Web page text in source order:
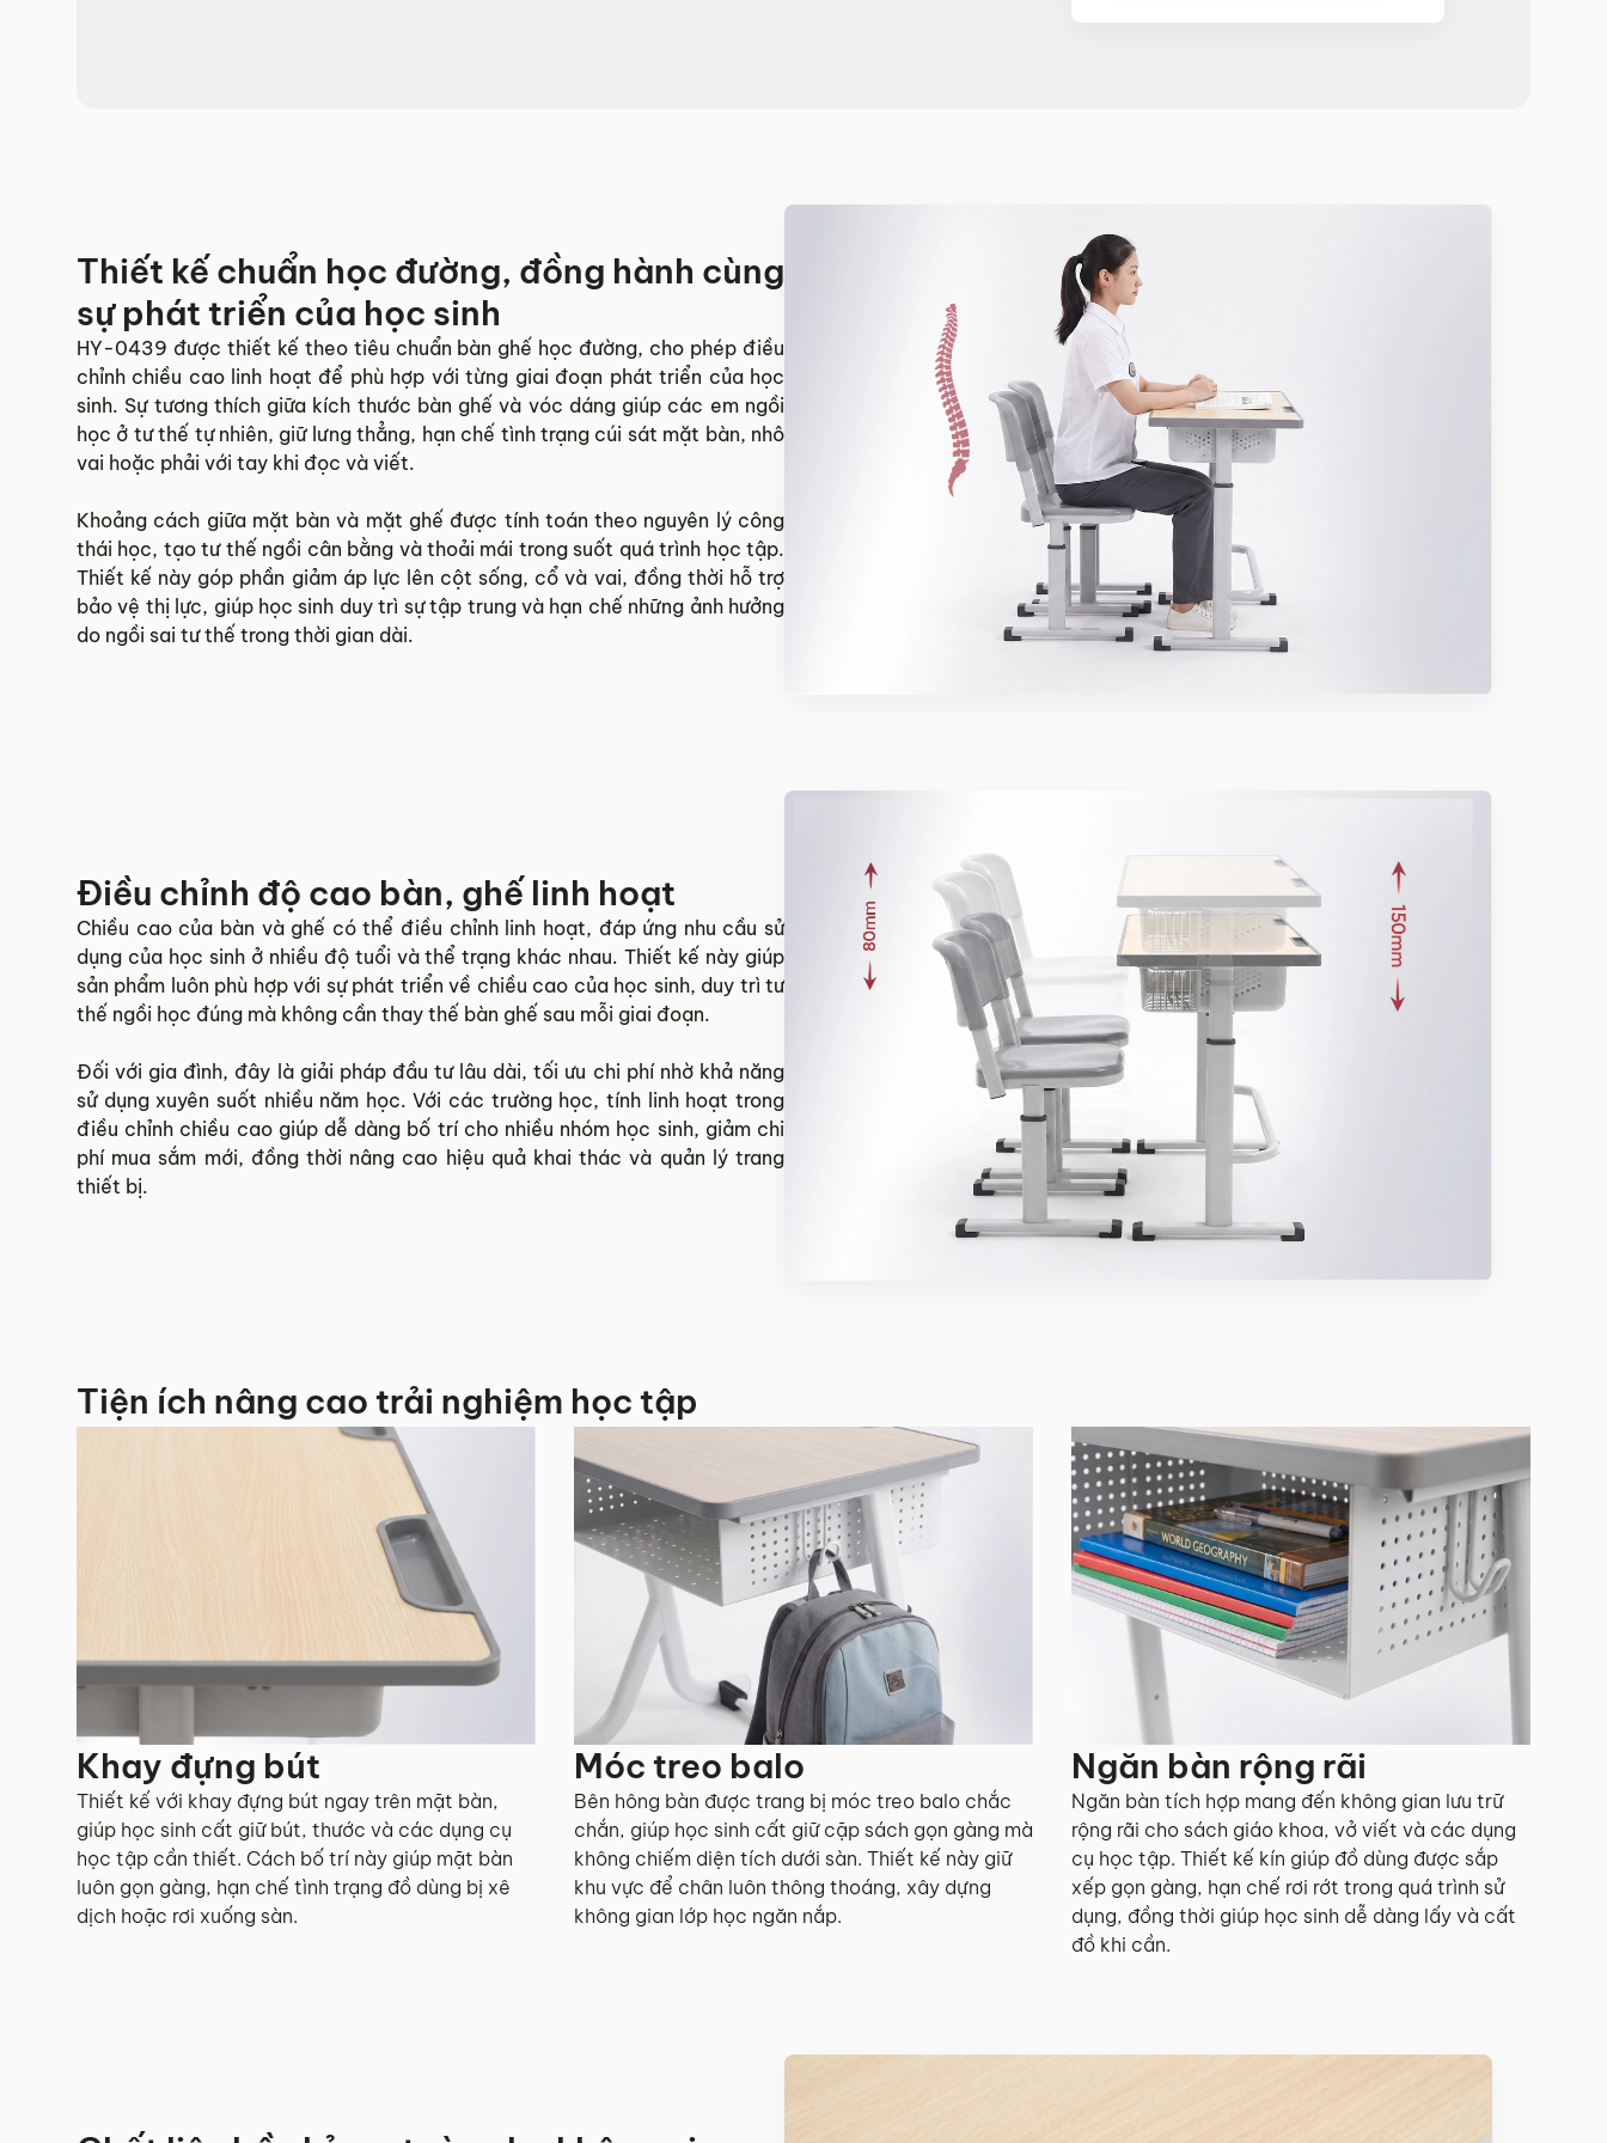
Thiết kế chuẩn học đường, đồng hành cùng
sự phát triển của học sinh
HY-0439 được thiết kế theo tiêu chuẩn bàn ghế học đường, cho phép điều
chỉnh chiều cao linh hoạt để phù hợp với từng giai đoạn phát triển của học
sinh. Sự tương thích giữa kích thước bàn ghế và vóc dáng giúp các em ngồi
học ở tư thế tự nhiên, giữ lưng thẳng, hạn chế tình trạng cúi sát mặt bàn, nhô
vai hoặc phải với tay khi đọc và viết.
Khoảng cách giữa mặt bàn và mặt ghế được tính toán theo nguyên lý công
thái học, tạo tư thế ngồi cân bằng và thoải mái trong suốt quá trình học tập.
Thiết kế này góp phần giảm áp lực lên cột sống, cổ và vai, đồng thời hỗ trợ
bảo vệ thị lực, giúp học sinh duy trì sự tập trung và hạn chế những ảnh hưởng
do ngồi sai tư thế trong thời gian dài.
Điều chỉnh độ cao bàn, ghế linh hoạt
Chiều cao của bàn và ghế có thể điều chỉnh linh hoạt, đáp ứng nhu cầu sử
dụng của học sinh ở nhiều độ tuổi và thể trạng khác nhau. Thiết kế này giúp
sản phẩm luôn phù hợp với sự phát triển về chiều cao của học sinh, duy trì tư
thế ngồi học đúng mà không cần thay thế bàn ghế sau mỗi giai đoạn.
Đối với gia đình, đây là giải pháp đầu tư lâu dài, tối ưu chi phí nhờ khả năng
sử dụng xuyên suốt nhiều năm học. Với các trường học, tính linh hoạt trong
điều chỉnh chiều cao giúp dễ dàng bố trí cho nhiều nhóm học sinh, giảm chi
phí mua sắm mới, đồng thời nâng cao hiệu quả khai thác và quản lý trang
thiết bị.
Tiện ích nâng cao trải nghiệm học tập
Khay đựng bút
Thiết kế với khay đựng bút ngay trên mặt bàn,
giúp học sinh cất giữ bút, thước và các dụng cụ
học tập cần thiết. Cách bố trí này giúp mặt bàn
luôn gọn gàng, hạn chế tình trạng đồ dùng bị xê
dịch hoặc rơi xuống sàn.
Móc treo balo
Bên hông bàn được trang bị móc treo balo chắc
chắn, giúp học sinh cất giữ cặp sách gọn gàng mà
không chiếm diện tích dưới sàn. Thiết kế này giữ
khu vực để chân luôn thông thoáng, xây dựng
không gian lớp học ngăn nắp.
Ngăn bàn rộng rãi
Ngăn bàn tích hợp mang đến không gian lưu trữ
rộng rãi cho sách giáo khoa, vở viết và các dụng
cụ học tập. Thiết kế kín giúp đồ dùng được sắp
xếp gọn gàng, hạn chế rơi rớt trong quá trình sử
dụng, đồng thời giúp học sinh dễ dàng lấy và cất
đồ khi cần.